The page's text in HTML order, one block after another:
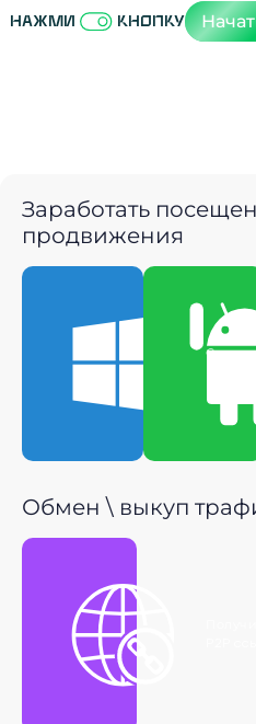
Нажми кнопку
Заработать
продвижения
Обмен \ выкуп